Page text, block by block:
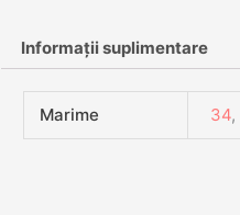
Informații suplimentare
Marime 34,